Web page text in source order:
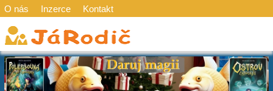
O nás Inzerce Kontakt